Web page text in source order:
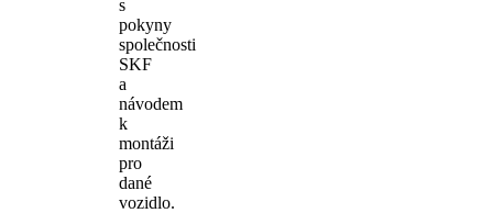
s
pokyny
společnosti
SKF
a
návodem
k
montáži
pro
dané
vozidlo.